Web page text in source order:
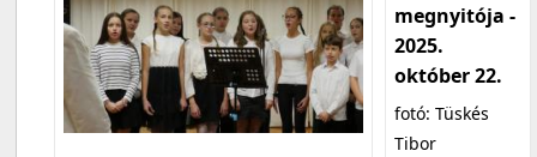
megnyitója -
2025.
október 22.
fotó: Tüskés
Tibor